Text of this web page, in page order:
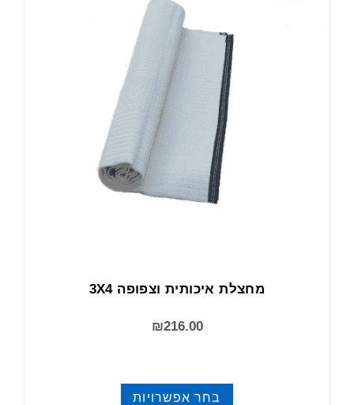
מחצלת איכותית וצפופה 3X4
₪216.00
בחר אפשרויות